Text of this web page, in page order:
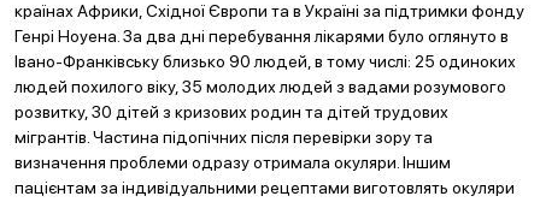
країнах Африки, Східної Європи та в Україні за підтримки фонду
Генрі Ноуена. За два дні перебування лікарями було оглянуто в
Івано-Франківську близько 90 людей, в тому числі: 25 одиноких
людей похилого віку, 35 молодих людей з вадами розумового
розвитку, 30 дітей з кризових родин та дітей трудових
мігрантів. Частина підопічних після перевірки зору та
визначення проблеми одразу отримала окуляри. Іншим
пацієнтам за індивідуальними рецептами виготовлять окуляри